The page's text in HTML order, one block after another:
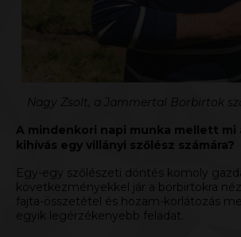
Nagy Zsolt, a Jammertal Borbirtok
A mindenkori napi munka mellett mi
kihívás egy villányi szőlész számára?
Egy-egy szőlészeti döntés komoly
következményekkel jár a borbirtokra
fajta-összetétel és hozam-korlátozás
egyik legérzékenyebb feladat.